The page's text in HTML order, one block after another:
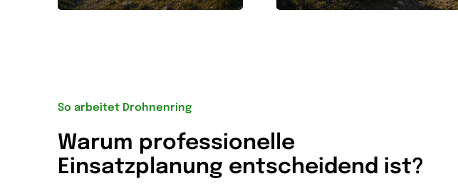
So arbeitet Drohnenring
Warum professionelle
Einsatzplanung entscheidend ist?